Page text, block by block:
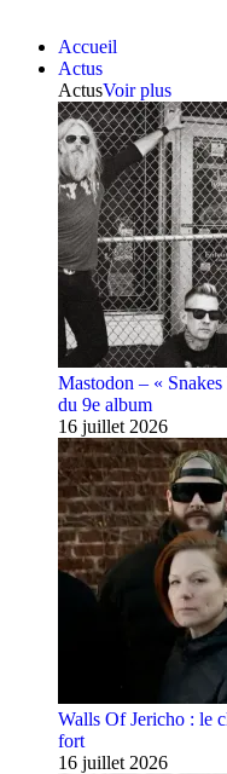
Accueil
Actus
ActusVoir plus
Mastodon – «
du 9e album
16 juillet 2026
Walls Of Jericho : le
fort
16 juillet 2026